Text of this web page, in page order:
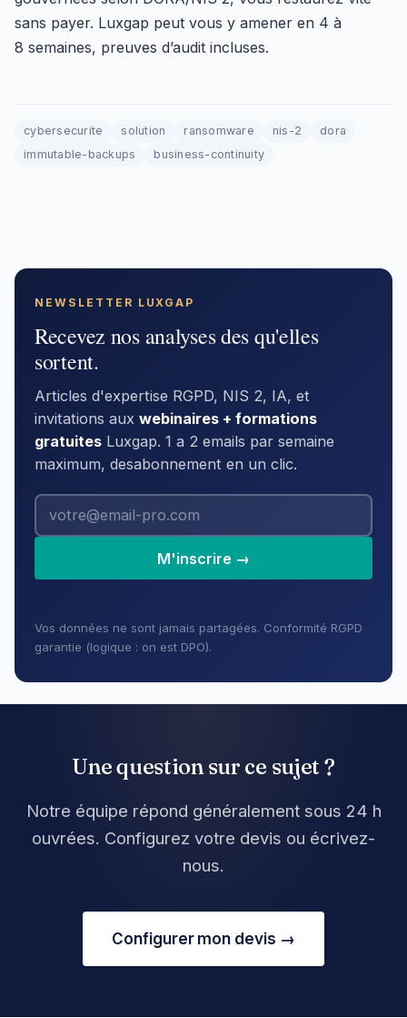
sans payer. Luxgap peut vous y amener en 4 à
8 semaines, preuves d’audit incluses.
cybersecurite solution ransomware nis-2
dora
immutable-backups
business-continuity
NEWSLETTER LUXGAP
Recevez nos analyses des qu'elles
sortent.
Articles d'expertise RGPD, NIS 2, IA, et
invitations aux webinaires + formations
gratuites Luxgap. 1 a 2 emails par semaine
maximum, desabonnement en un clic.
M'inscrire →
Vos données ne sont jamais partagées. Conformité RGPD
garantie (logique : on est DPO).
Une question sur ce sujet ?
Notre équipe répond généralement sous 24 h
ouvrées. Configurez votre devis ou écrivez-
nous.
Configurer mon devis →